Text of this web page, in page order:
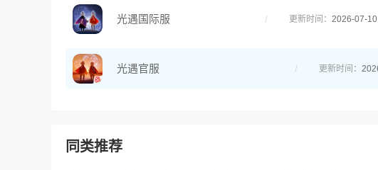
光遇国际服 更新时间： 2026-07-10
光遇官服 更新时间：
同类推荐